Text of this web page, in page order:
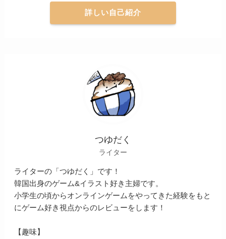
詳しい自己紹介
つゆだく
ライター
ライターの「つゆだく」です！
韓国出身のゲーム&イラスト好き主婦です。
小学生の頃からオンラインゲームをやってきた経験をもと
にゲーム好き視点からのレビューをします！
【趣味】